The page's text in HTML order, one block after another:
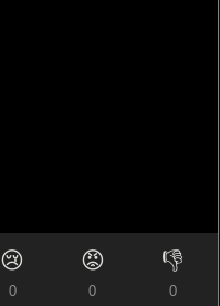
😢
0
😡
0
👎
0